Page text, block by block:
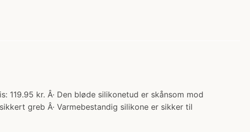
kr. Â· Den bløde silikonetud er skånsom mod
greb Â· Varmebestandig silikone er sikker til